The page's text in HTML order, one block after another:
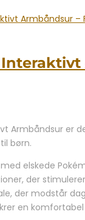
Armbåndsur er
børn.
elskede
der
der modstår
en